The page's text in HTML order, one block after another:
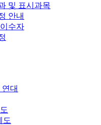
및 표시과목
안내
수자
대
도